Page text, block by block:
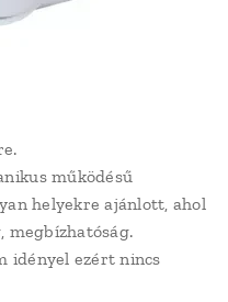
működésű
helyekre ajánlott, ahol
megbízhatóság.
idényel ezért nincs